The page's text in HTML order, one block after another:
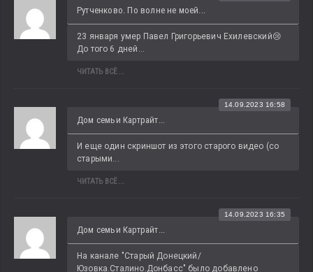
Рутченково. По волне не моей...
23 января умер Павел Григорьевич Ехилевский😢
До того 6 дней...
ЧИТАТЬ ВСЁ...
Дом семьи Картрайт...
14.09.2023 16:58
И еще один скриншот из этого старого видео (со
старыми...
ЧИТАТЬ ВСЁ...
Дом семьи Картрайт...
14.09.2023 16:35
На канале "Старый Донецкий/
Юзовка.Сталино.Донбасс" было добавлено